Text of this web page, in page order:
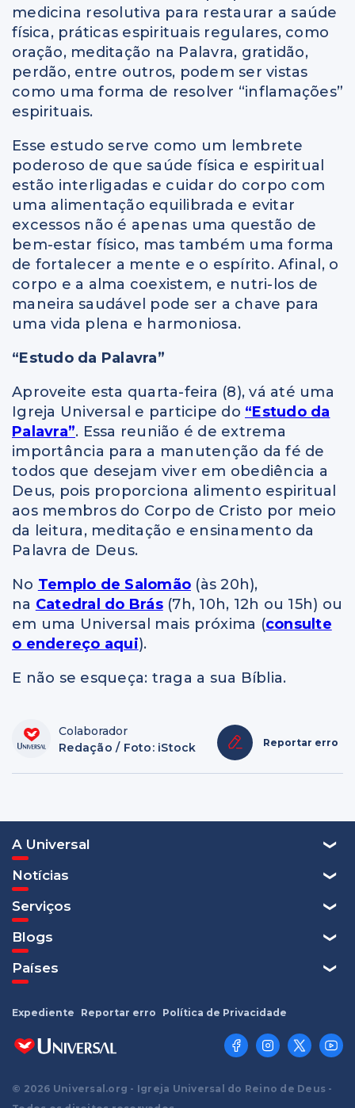
medicina resolutiva para restaurar a saúde
física, práticas espirituais regulares, como
oração, meditação na Palavra, gratidão,
perdão, entre outros, podem ser vistas
como uma forma de resolver “inflamações”
espirituais.
Esse estudo serve como um lembrete
poderoso de que saúde física e espiritual
estão interligadas e cuidar do corpo com
uma alimentação equilibrada e evitar
excessos não é apenas uma questão de
bem-estar físico, mas também uma forma
de fortalecer a mente e o espírito. Afinal, o
corpo e a alma coexistem, e nutri-los de
maneira saudável pode ser a chave para
uma vida plena e harmoniosa.
“Estudo da Palavra”
Aproveite esta quarta-feira (8), vá até uma
Igreja Universal e participe do “Estudo da
Palavra”. Essa reunião é de extrema
importância para a manutenção da fé de
todos que desejam viver em obediência a
Deus, pois proporciona alimento espiritual
aos membros do Corpo de Cristo por meio
da leitura, meditação e ensinamento da
Palavra de Deus.
No Templo de Salomão (às 20h),
na Catedral do Brás(7h, 10h, 12h ou 15h) ou
em uma Universal mais próxima (consulte
o endereço aqui).
E não se esqueça: traga a sua Bíblia.
Colaborador
Redação / Foto: iStock
Reportar erro
A Universal
Notícias
Serviços
Blogs
Países
© 2026 Universal.org - Igreja Universal do Reino de Deus -
Expediente Reportar erro Política de Privacidade